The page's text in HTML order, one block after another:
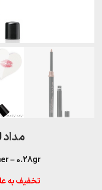
– 0.28gr
تخفیف به